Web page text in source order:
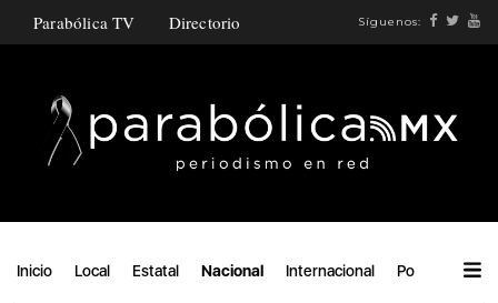
Parabólica TV Directorio Síguenos:
Inicio Local Estatal Nacional Internacional Política